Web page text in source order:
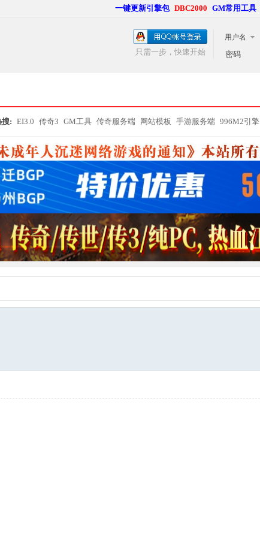
一键更新引擎包 DBC2000 GM常用工具
用户名
密码
只需一步，快速开始
搜: EI3.0 传奇3 GM工具 传奇服务端 网站模板 手游服务端 996M2引擎